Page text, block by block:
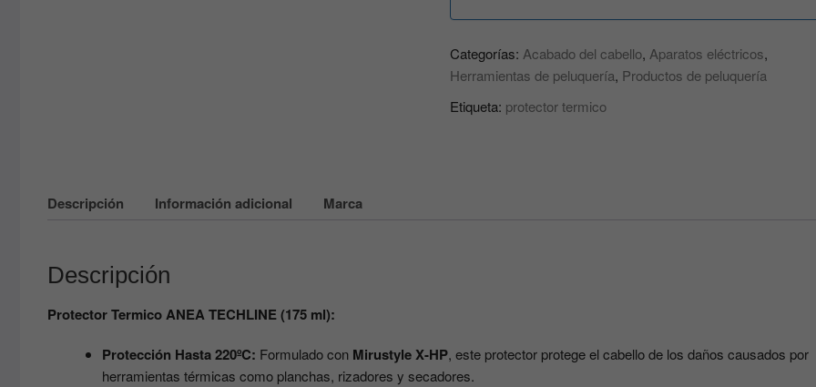
Categorías: Acabado del cabello, Aparatos eléctricos,
Herramientas de peluquería, Productos de peluquería
Etiqueta: protector termico
Descripción Información adicional Marca
Descripción
Protector Termico ANEA TECHLINE (175 ml):
Protección Hasta 220ºC: Formulado con Mirustyle X-HP, este protector protege el cabello de los daños causados por
herramientas térmicas como planchas, rizadores y secadores.